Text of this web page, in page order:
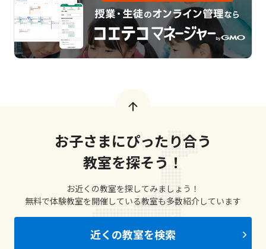
お子さまにぴったり合う
教室を探そう！
お近くの教室を探してみましょう！
無料で体験教室を開催している教室も多数紹介しています
近くの教室を検索